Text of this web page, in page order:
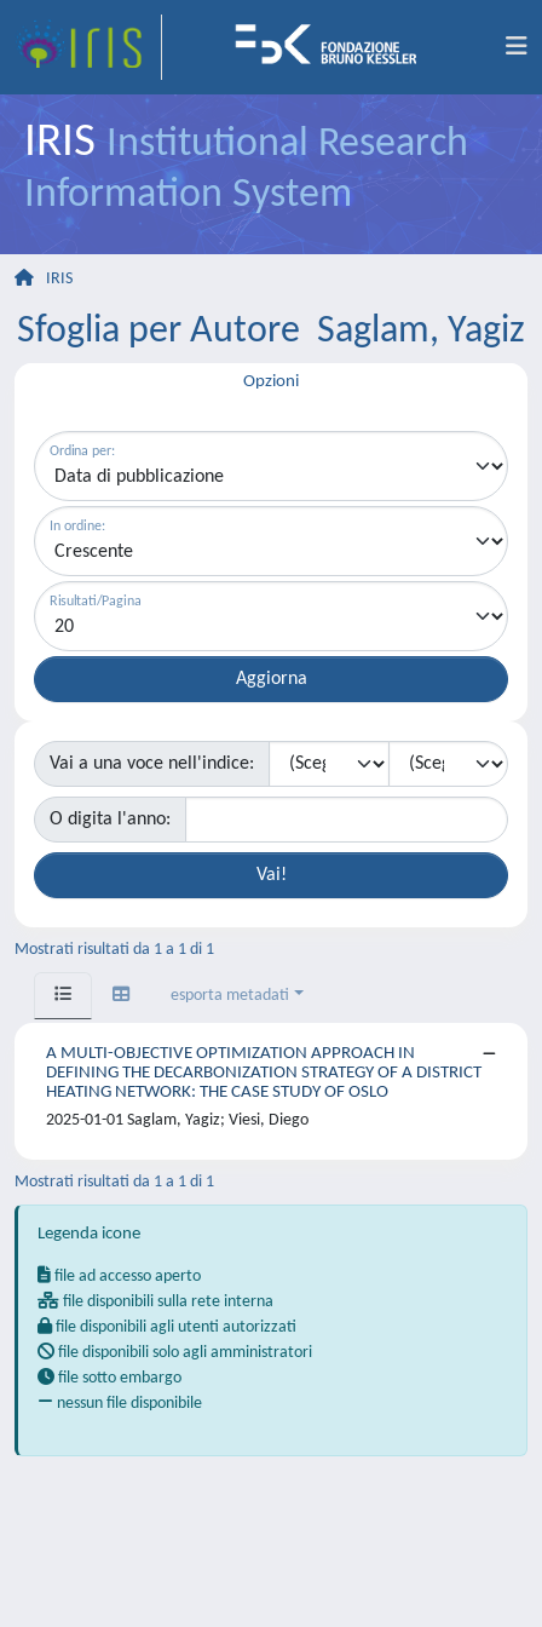
IRIS Institutional Research
Information System
IRIS
Sfoglia per Autore Saglam, Yagiz
Opzioni
Ordina per:
In ordine:
Risultati/Pagina
Vai a una voce nell'indice:
O digita l'anno:
Mostrati risultati da 1 a 1 di 1
esporta metadati
A MULTI-OBJECTIVE OPTIMIZATION APPROACH IN
DEFINING THE DECARBONIZATION STRATEGY OF A DISTRICT
HEATING NETWORK: THE CASE STUDY OF OSLO
2025-01-01 Saglam, Yagiz; Viesi, Diego
Mostrati risultati da 1 a 1 di 1
Legenda icone
file ad accesso aperto
file disponibili sulla rete interna
file disponibili agli utenti autorizzati
file disponibili solo agli amministratori
file sotto embargo
nessun file disponibile